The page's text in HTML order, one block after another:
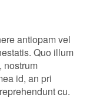
antiopam vel
Quo illum
nostrum
id, an pri
cu.